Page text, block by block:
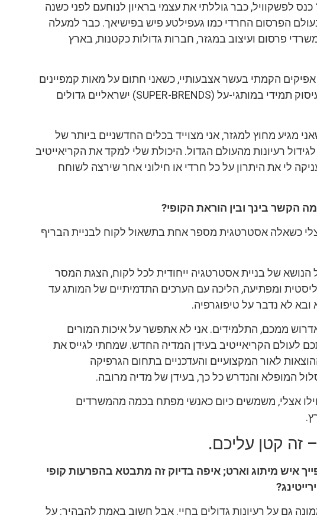
לפשקוויל, כבר גוללתי את עצמי בראיון לנוחעם לפני כשנה
הפרסום החרדי כמו געפילטע פיש בפישיאך. כבר למעלה
פרסום ועיצוב במגזר, חברות גדולות כקטנות, בארץ
הקמתי בעשר אצבעותיי, כשאני חתום על מאות קמפיינים
חרדיים נטו. כמובן מעבר לעיסוק תמידי במותגי-על (SUPER-BRENDS) ישראליים גדולים
מגיע מחוץ למגזר, אני מצוייד בכלים החדשניים ביותר של
לגידול רעיונות מהעולם הגדול. היכולת שלי למקד את הקריאייטיב
לי את היתרון על כל חרדי או חילוני אחר שירצה לשוחח
הקשר בינך ובין הוראת הקופי?
כשאלה אסטרטגית מספר אחת בתשאול לקוח לבניית הבריף
הנושא של בניית אסטרטגיה ייחודית לכל לקוח, הצגת המסר
ומפתיעה, הליכה עם הערכים התדמיתיים של המותג עד
לא נדבר על טיפוגרפיה.
ממכם, התלמידים. אני לא אתפשר על איכות המורים
לעולם הקריאייטיב בעידן המדיה החדש. שמחתי לגייס את
לאור המקצועיים והעדכניים בתחום הגרפיקה
המופלא והנדרש כל כך, בעידן של מדיה מרובה.
אצלי, משמשים כיום כאנשי מפתח בכמה מהמשרדים
זה קטן עליכם.
איש מיתוג וארט; איפה בדיוק זה מתבטא בהפרעות קופי
גם על רעיונות גדולים בחיי. אבל חשוב באמת להבהיר: על